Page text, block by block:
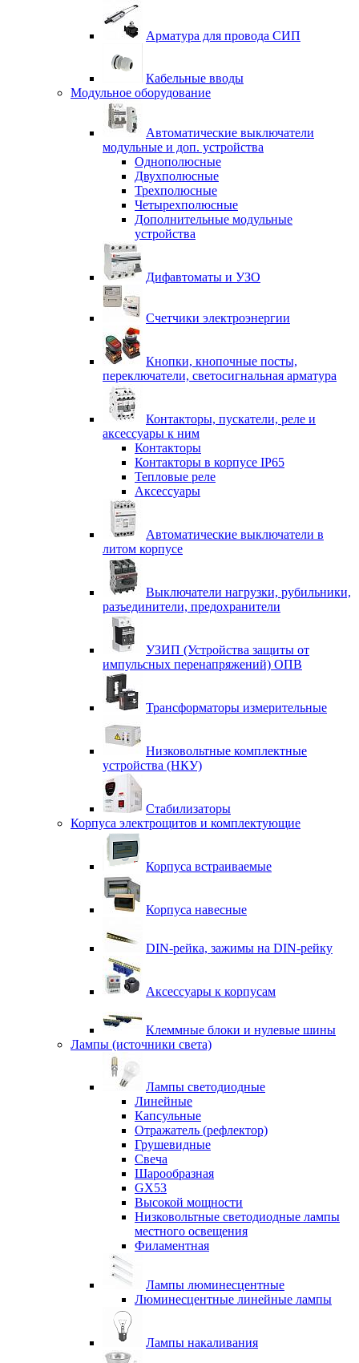
Арматура для провода СИП
Кабельные вводы
Модульное оборудование
Автоматические выключатели
модульные и доп. устройства
Однополюсные
Двухполюсные
Трехполюсные
Четырехполюсные
Дополнительные модульные
устройства
Дифавтоматы и УЗО
Счетчики электроэнергии
Кнопки, кнопочные посты,
переключатели, светосигнальная арматура
Контакторы, пускатели, реле и
аксессуары к ним
Контакторы
Контакторы в корпусе IP65
Тепловые реле
Аксессуары
Автоматические выключатели в
литом корпусе
Выключатели нагрузки, рубильники,
разъединители, предохранители
УЗИП (Устройства защиты от
импульсных перенапряжений) ОПВ
Трансформаторы измерительные
Низковольтные комплектные
устройства (НКУ)
Стабилизаторы
Корпуса электрощитов и комплектующие
Корпуса встраиваемые
Корпуса навесные
DIN-рейка, зажимы на DIN-рейку
Аксессуары к корпусам
Клеммные блоки и нулевые шины
Лампы (источники света)
Лампы светодиодные
Линейные
Капсульные
Отражатель (рефлектор)
Грушевидные
Свеча
Шарообразная
GX53
Высокой мощности
Низковольтные светодиодные лампы
местного освещения
Филаментная
Лампы люминесцентные
Люминесцентные линейные лампы
Лампы накаливания